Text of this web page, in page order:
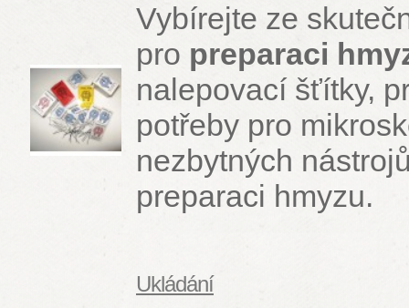
Vybírejte ze
pro preparaci
nalepovací šťítky,
potřeby pro
nezbytných
preparaci hmyzu.
Ukládání